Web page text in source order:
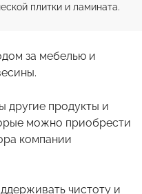
плитки и ламината.
за мебелью и
другие продукты и
можно приобрести
компании
чистоту и